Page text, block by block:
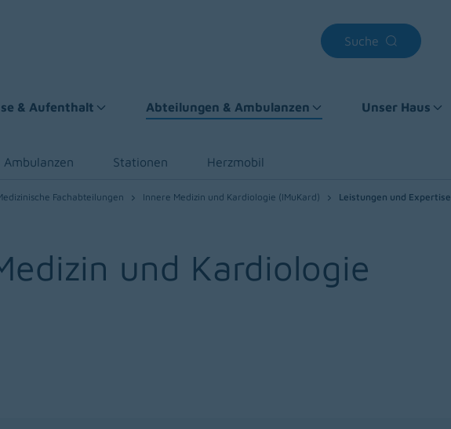
Suche
& Aufenthalt Abteilungen & Ambulanzen Unser Haus
Ambulanzen Stationen Herzmobil
Fachabteilungen Innere Medizin und Kardiologie (IMuKard) Leistungen und Expertise
und Kardiologie